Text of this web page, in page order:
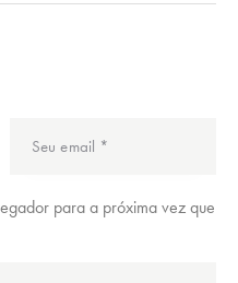
para a próxima vez que